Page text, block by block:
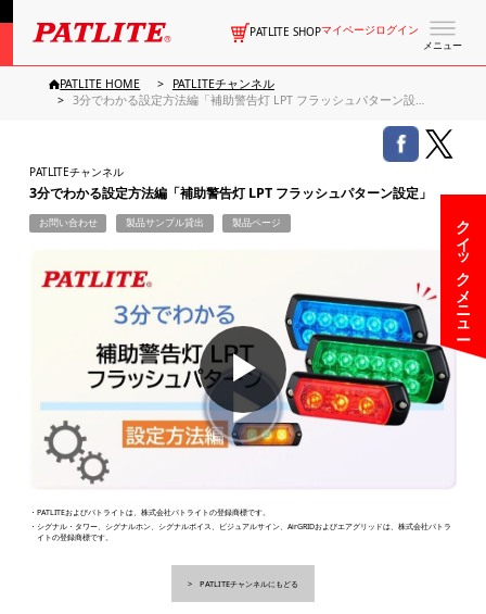
メニュー
PATLITE SHOPマイページログイン
クイックメニュー
PATLITE HOME
PATLITEチャンネル
3分でわかる設定方法編「補助警告灯 LPT フラッシュパターン設定」
PATLITEチャンネル
3分でわかる設定方法編「補助警告灯 LPT フラッシュパターン設定」
お問い合わせ 製品サンプル貸出 製品ページ
▶
・PATLITEおよびパトライトは、株式会社パトライトの登録商標です。
・シグナル・タワー、シグナルホン、シグナルボイス、ビジュアルサイン、AirGRIDおよびエアグリッドは、株式会社パトラ
イトの登録商標です。
PATLITEチャンネルにもどる